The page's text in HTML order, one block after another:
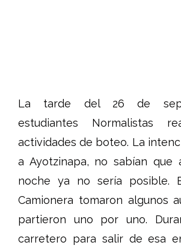
La tarde del 26 de
estudiantes Normalistas
actividades de boteo. La
a Ayotzinapa, no sabían que
noche ya no sería posible.
Camionera tomaron algunos
partieron uno por uno.
carretero para salir de esa